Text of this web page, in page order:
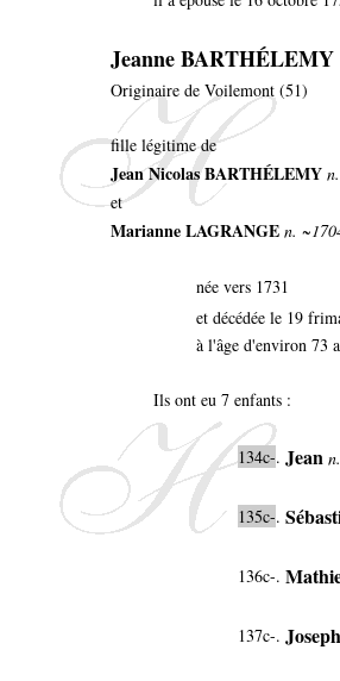
Jeanne BARTHÉLEMY
Originaire de Voilemont (51)
fille légitime de
Jean Nicolas BARTHÉLEMY
et
Marianne LAGRANGE n.
née vers 1731
et décédée le 19
à l'âge d'environ 73
Ils ont eu 7 enfants :
134c-. Jean
135c-.
136c-.
137c-. Joseph